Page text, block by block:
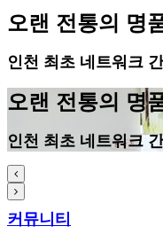
오랜 전통의 명
인천 최초 네트워크
오랜 전통의 명
인천 최초 네트워크
커뮤니티